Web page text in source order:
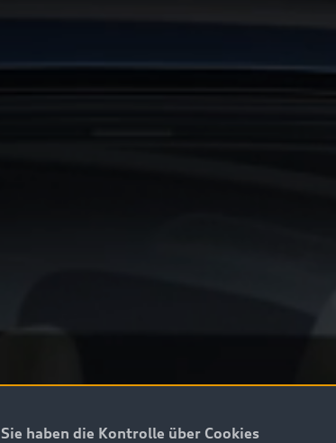
Sie haben die Kontrolle über Cookies